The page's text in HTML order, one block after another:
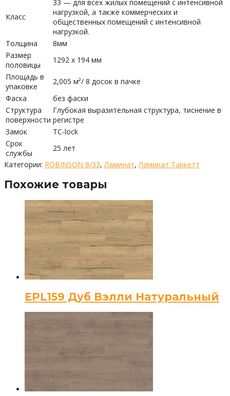
Класс
33 — для всех жилых помещений с интенсивной
нагрузкой, а также коммерческих и
общественных помещений с интенсивной
нагрузкой.
Толщина
8мм
Размер
половицы
1292 х 194 мм
Площадь в
упаковке
2,005 м²/ 8 досок в пачке
Фаска
без фаски
Структура
поверхности
Глубокая выразительная структура, тиснение в
регистре
Замок
TC-lock
Срок
службы
25 лет
Категории: ROBINSON 8/33, Ламинат, Ламинат Таркетт
Похожие товары
EPL159 Дуб Вэлли Натуральный